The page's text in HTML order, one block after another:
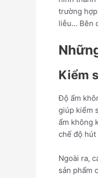
trường
liễu… Bên
Kiểm
Độ ẩm
giúp kiểm
ẩm không
chế độ hút
Ngoài ra,
sản phẩm